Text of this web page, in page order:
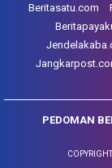
Beritasatu.com
PEDOMAN